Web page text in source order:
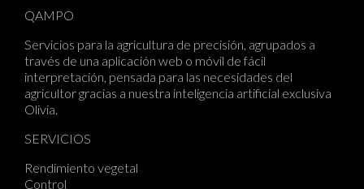
QAMPO
Servicios para la agricultura de precisión, agrupados a
través de una aplicación web o móvil de fácil
interpretación, pensada para las necesidades del
agricultor gracias a nuestra inteligencia artificial exclusiva
Olivia.
SERVICIOS
Rendimiento vegetal
Control